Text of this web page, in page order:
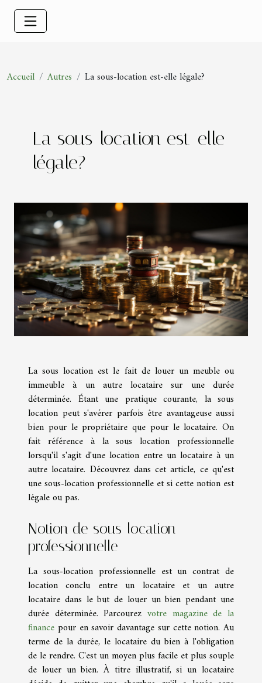
Accueil Autres La sous-location est-elle légale?
La sous-location est-elle
légale?
La sous location est le fait de louer un meuble ou
immeuble à un autre locataire sur une durée
déterminée. Étant une pratique courante, la sous
location peut s'avérer parfois être avantageuse aussi
bien pour le propriétaire que pour le locataire. On
fait référence à la sous location professionnelle
lorsqu'il s'agit d'une location entre un locataire à un
autre locataire. Découvrez dans cet article, ce qu'est
une sous-location professionnelle et si cette notion est
légale ou pas.
Notion de sous-location
professionnelle
La sous-location professionnelle est un contrat de
location conclu entre un locataire et un autre
locataire dans le but de louer un bien pendant une
durée déterminée. Parcourez votre magazine de la
finance pour en savoir davantage sur cette notion. Au
terme de la durée, le locataire du bien à l'obligation
de le rendre. C'est un moyen plus facile et plus souple
de louer un bien. À titre illustratif, si un locataire